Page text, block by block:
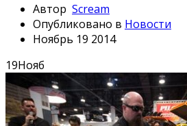
Автор Scream
Опубликовано в Новости
Ноябрь 19 2014
19Нояб